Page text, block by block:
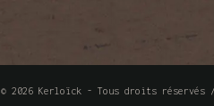
© 2026 Kerloïck - Tous droits